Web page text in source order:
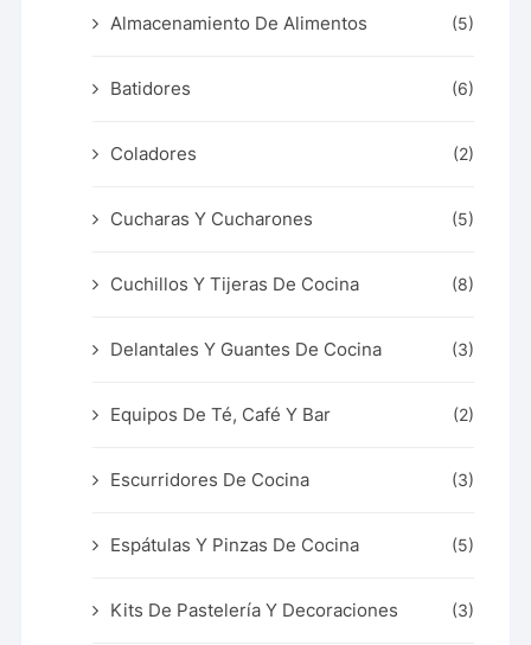
Almacenamiento De Alimentos (5)
Batidores (6)
Coladores (2)
Cucharas Y Cucharones (5)
Cuchillos Y Tijeras De Cocina (8)
Delantales Y Guantes De Cocina (3)
Equipos De Té, Café Y Bar (2)
Escurridores De Cocina (3)
Espátulas Y Pinzas De Cocina (5)
Kits De Pastelería Y Decoraciones (3)